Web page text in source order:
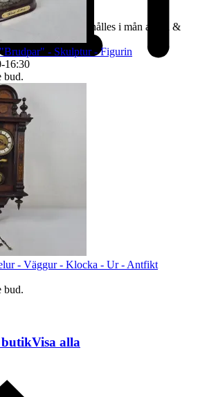
via e-post. Svar erhålles i mån av tid &
16:30
STÄNGT
- Skulptur - Figurin
bud.
- Väggur - Klocka - Ur - Antfikt
bud.
butikVisa alla